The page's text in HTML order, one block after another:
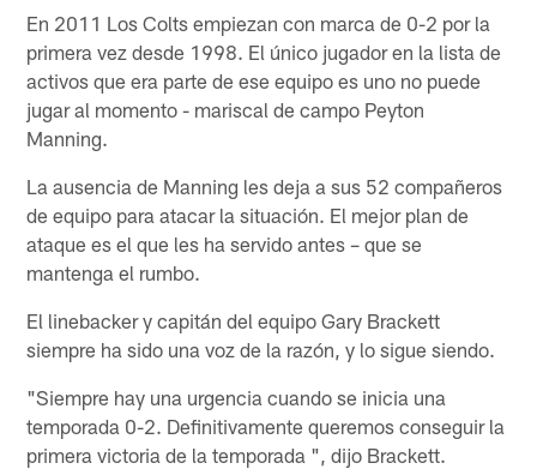
En 2011 Los Colts empiezan con marca de 0-2 por la
primera vez desde 1998. El único jugador en la lista de
activos que era parte de ese equipo es uno no puede
jugar al momento - mariscal de campo Peyton
Manning.
La ausencia de Manning les deja a sus 52 compañeros
de equipo para atacar la situación. El mejor plan de
ataque es el que les ha servido antes – que se
mantenga el rumbo.
El linebacker y capitán del equipo Gary Brackett
siempre ha sido una voz de la razón, y lo sigue siendo.
"Siempre hay una urgencia cuando se inicia una
temporada 0-2. Definitivamente queremos conseguir la
primera victoria de la temporada ", dijo Brackett.